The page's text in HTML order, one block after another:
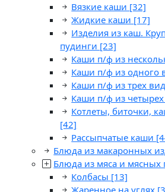
Вязкие каши [32]
Жидкие каши [17]
Изделия из каш.
пудинги [23]
Каши п/ф из
Каши п/ф из одного
Каши п/ф из трех
Каши п/ф из
Котлеты, биточки,
[42]
Рассыпчатые каши
Блюда из макаронных
Блюда из мяса и мясных
Колбасы [13]